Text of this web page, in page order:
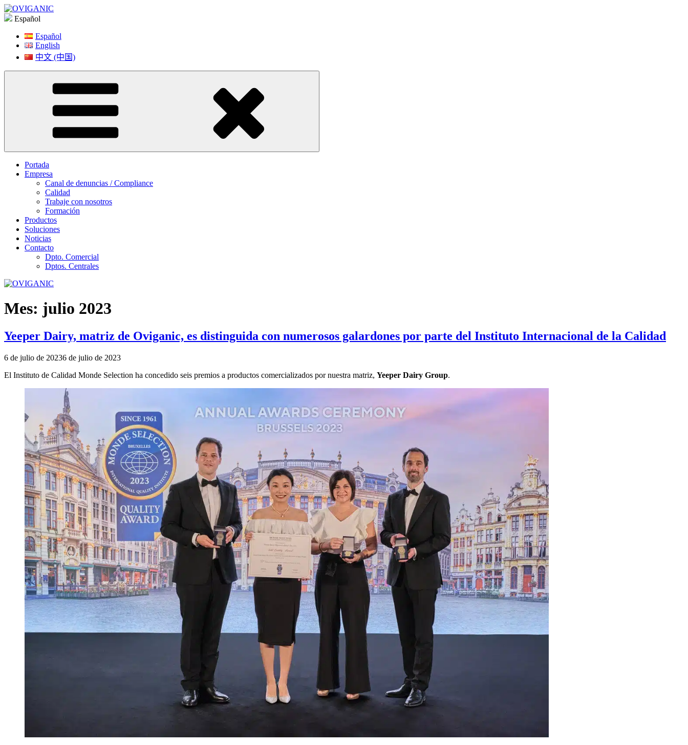
Saltar
a
Español
Español
English
中文 (中国)
Portada
Empresa
Canal de denuncias / Compliance
Calidad
Trabaje con nosotros
Formación
Productos
Soluciones
Noticias
Contacto
Dpto. Comercial
Dptos. Centrales
Mes: julio 2023
Yeeper Dairy, matriz de Oviganic, es distinguida con numerosos galardones por parte del Instituto Internacional de la Calidad
Publicado
6 de julio de 20236 de julio de 2023
El Instituto de Calidad Monde Selection ha concedido seis premios a productos comercializados por nuestra matriz, Yeeper Dairy Group.